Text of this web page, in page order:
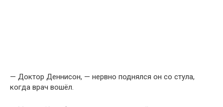
— Доктор Деннисон, — нервно поднялся он со стула,
когда врач вошёл.